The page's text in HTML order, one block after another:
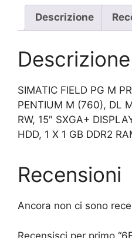
Descrizione
Descrizione
SIMATIC FIELD PG M
PENTIUM M (760), DL
RW, 15″ SXGA+
HDD, 1 X 1 GB DDR2
Recensioni
Ancora non ci sono
Recensisci per primo